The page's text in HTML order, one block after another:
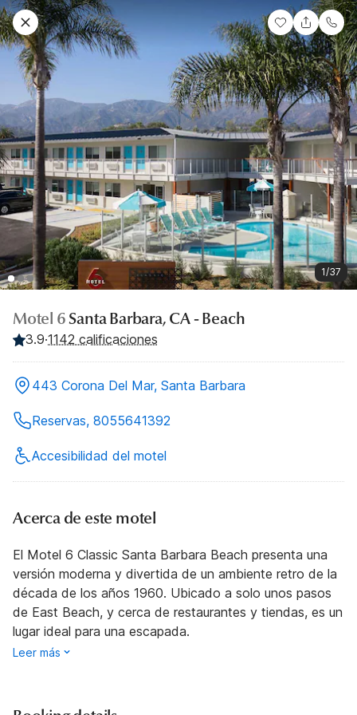
1/37
Motel 6Santa Barbara, CA - Beach
3.9·1142 calificaciones
443 Corona Del Mar, Santa Barbara
Reservas, 8055641392
Accesibilidad del motel
Acerca de este motel
El Motel 6 Classic Santa Barbara Beach presenta una
versión moderna y divertida de un ambiente retro de la
década de los años 1960. Ubicado a solo unos pasos
de East Beach, y cerca de restaurantes y tiendas, es un
lugar ideal para una escapada.
Leer más